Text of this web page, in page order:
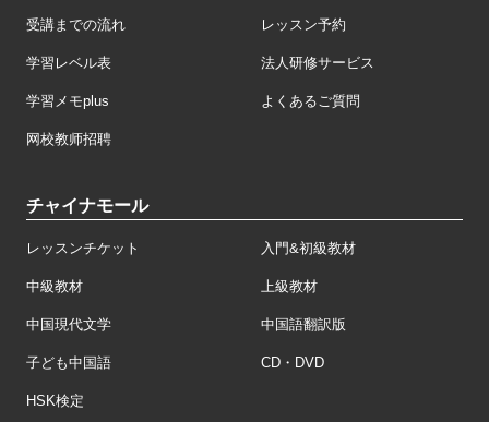
受講までの流れ レッスン予約
学習レベル表 法人研修サービス
学習メモplus よくあるご質問
网校教师招聘
チャイナモール
レッスンチケット 入門&初級教材
中級教材 上級教材
中国現代文学 中国語翻訳版
子ども中国語 CD・DVD
HSK検定